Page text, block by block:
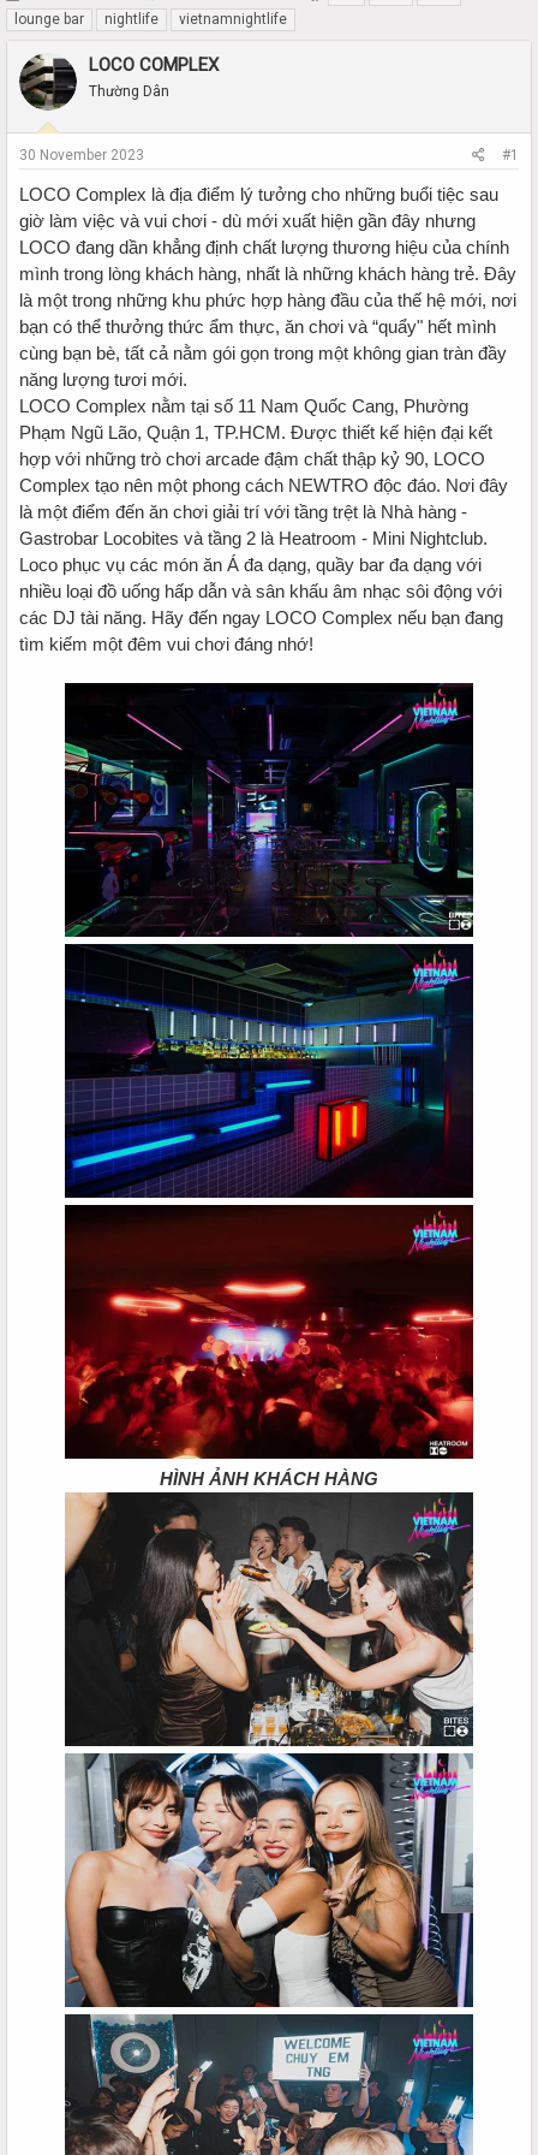
h
r
e
a
d
a
r
e
r
t
a
r
d
lounge bar
nightlife vietnamnightlife
LOCO COMPLEX
Thường Dân
30 November 2023 #1
LOCO Complex là địa điểm lý tưởng cho những buổi tiệc sau
giờ làm việc và vui chơi - dù mới xuất hiện gần đây nhưng
LOCO đang dần khẳng định chất lượng thương hiệu của chính
mình trong lòng khách hàng, nhất là những khách hàng trẻ. Đây
là một trong những khu phức hợp hàng đầu của thế hệ mới, nơi
bạn có thể thưởng thức ẩm thực, ăn chơi và “quẩy" hết mình
cùng bạn bè, tất cả nằm gói gọn trong một không gian tràn đầy
năng lượng tươi mới.
LOCO Complex nằm tại số 11 Nam Quốc Cang, Phường
Phạm Ngũ Lão, Quận 1, TP.HCM. Được thiết kế hiện đại kết
hợp với những trò chơi arcade đậm chất thập kỷ 90, LOCO
Complex tạo nên một phong cách NEWTRO độc đáo. Nơi đây
là một điểm đến ăn chơi giải trí với tầng trệt là Nhà hàng -
Gastrobar Locobites và tầng 2 là Heatroom - Mini Nightclub.
Loco phục vụ các món ăn Á đa dạng, quầy bar đa dạng với
nhiều loại đồ uống hấp dẫn và sân khấu âm nhạc sôi động với
các DJ tài năng. Hãy đến ngay LOCO Complex nếu bạn đang
tìm kiếm một đêm vui chơi đáng nhớ!
HÌNH ẢNH KHÁCH HÀNG